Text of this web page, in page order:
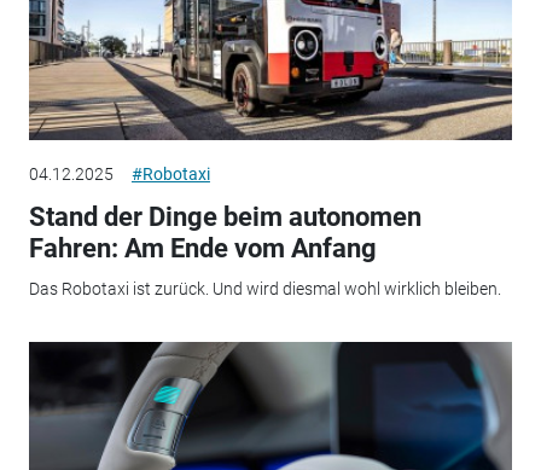
04.12.2025 #Robotaxi
Stand der Dinge beim autonomen
Fahren: Am Ende vom Anfang
Das Robotaxi ist zurück. Und wird diesmal wohl wirklich bleiben.